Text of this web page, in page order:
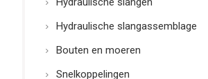
Hydraulische slangassemblage
Bouten en moeren
Snelkoppelingen